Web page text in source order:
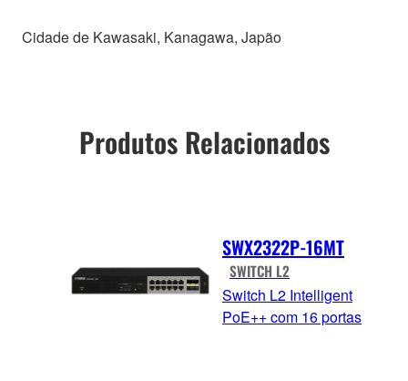
Cidade de Kawasaki, Kanagawa, Japão
Produtos Relacionados
SWX2322P-16MT
SWITCH L2
Switch L2 Intelligent
PoE++ com 16 portas